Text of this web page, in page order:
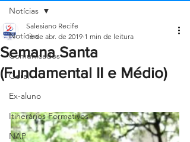
Notícias
Comunicados
Geral
Ex-aluno
Itinerários Formativos
NAP
Notícias
Semana Santa
(Fundamental II e Médio)
Salesiano Recife
16 de abr. de 2019 1 min de leitura